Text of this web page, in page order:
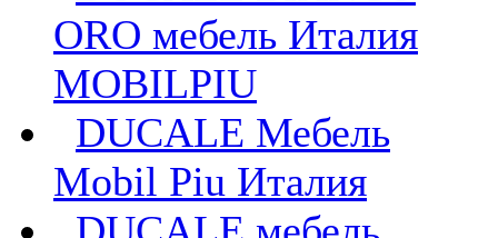
ORO мебель Италия
MOBILPIU
DUCALE Мебель
Mobil Piu Италия